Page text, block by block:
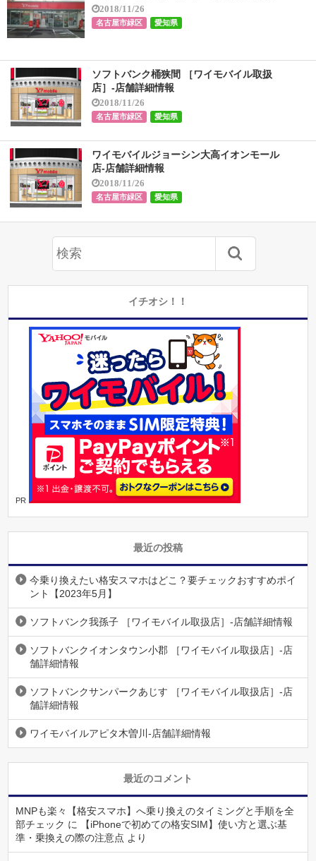
2018/11/26
名古屋市緑区 愛知県
ソフトバンク桶狭間 ［ワイモバイル取扱
店］-店舗詳細情報
2018/11/26
名古屋市緑区 愛知県
ワイモバイルジョーシン大高イオンモール
店-店舗詳細情報
2018/11/26
名古屋市緑区 愛知県
イチオシ！！
PR
最近の投稿
今乗り換えたい格安スマホはどこ？要チェックおすすめポイ
ント【2023年5月】
ソフトバンク我孫子 ［ワイモバイル取扱店］-店舗詳細情報
ソフトバンクイオンタウン小郡 ［ワイモバイル取扱店］-店
舗詳細情報
ソフトバンクサンパークあじす ［ワイモバイル取扱店］-店
舗詳細情報
ワイモバイルアピタ木曽川-店舗詳細情報
最近のコメント
MNPも楽々【格安スマホ】へ乗り換えのタイミングと手順を全
部チェック に
【iPhoneで初めての格安SIM】使い方と選ぶ基
準・乗換えの際の注意点 より